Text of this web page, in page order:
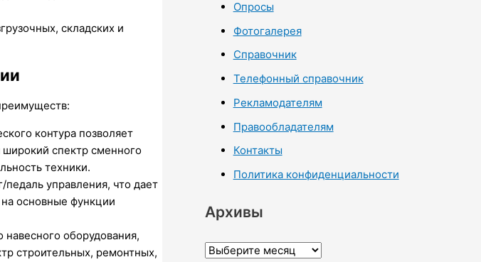
складских и
контура позволяет
широкий спектр сменного
техники.
управления, что дает
основные функции
оборудования,
строительных, ремонтных,
Опросы
Фотогалерея
Справочник
Телефонный справочник
Рекламодателям
Правообладателям
Контакты
Политика конфиденциальности
Архивы
А